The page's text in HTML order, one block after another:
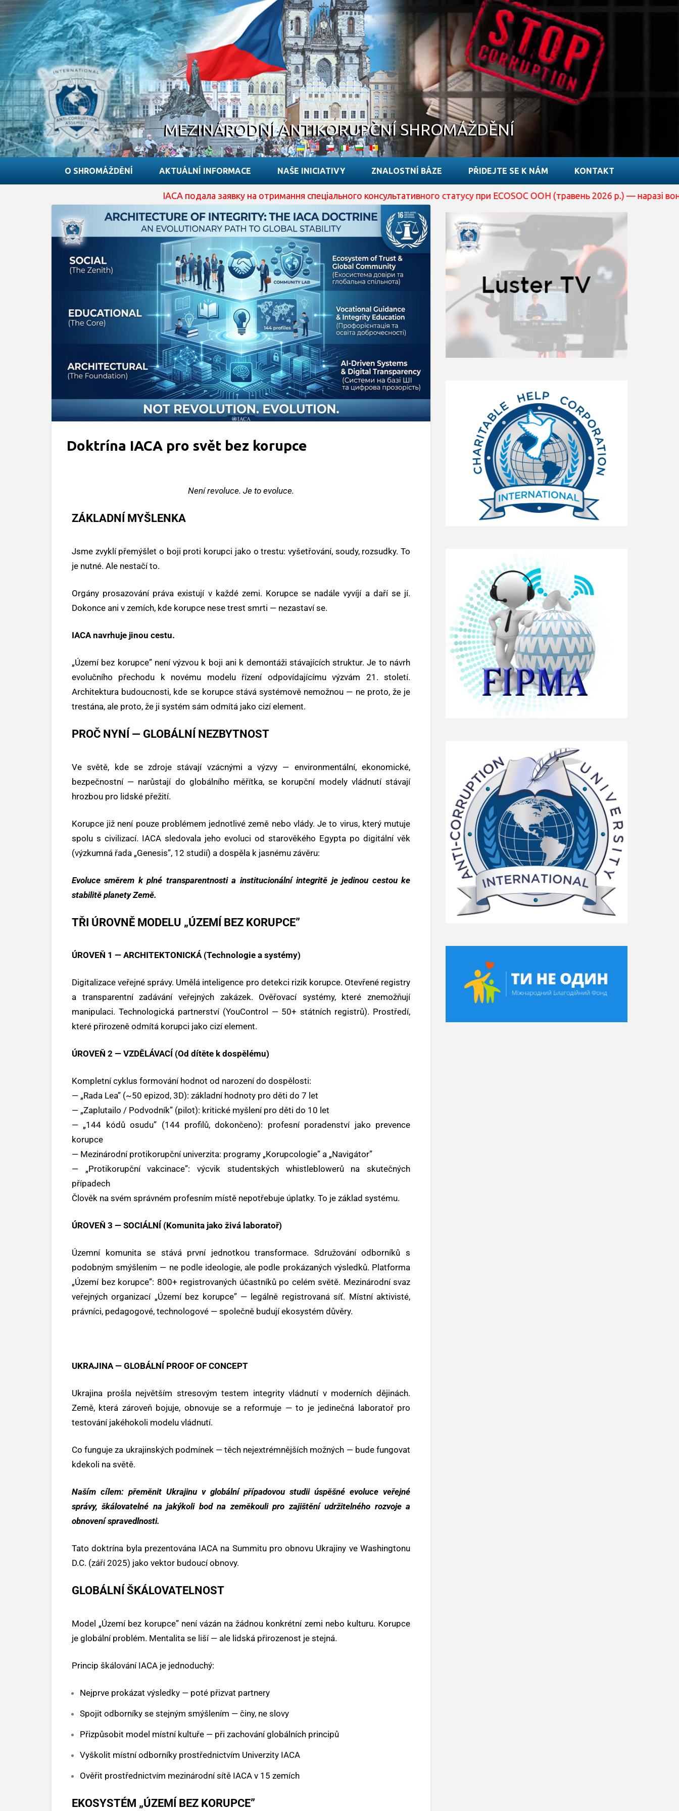
MEZINÁRODNÍ ANTIKORUPČNÍ SHROMÁŽDĚNÍ
O SHROMÁŽDĚNÍ AKTUÁLNÍ INFORMACE NAŠE INICIATIVY ZNALOSTNÍ BÁZE PŘIDEJTE SE K NÁM KONTAKT
IACA подала заявку на отримання спеціального консультативного статусу при ECOSOC ООН (травень 2026 р.) — наразі вона
Doktrína IACA pro svět bez korupce
Není revoluce. Je to evoluce.
ZÁKLADNÍ MYŠLENKA
Jsme zvyklí přemýšlet o boji proti korupci jako o trestu: vyšetřování, soudy, rozsudky. To
je nutné. Ale nestačí to.
Orgány prosazování práva existují v každé zemi. Korupce se nadále vyvíjí a daří se jí.
Dokonce ani v zemích, kde korupce nese trest smrti — nezastaví se.
IACA navrhuje jinou cestu.
„Území bez korupce” není výzvou k boji ani k demontáži stávajících struktur. Je to návrh
evolučního přechodu k novému modelu řízení odpovídajícímu výzvám 21. století.
Architektura budoucnosti, kde se korupce stává systémově nemožnou — ne proto, že je
trestána, ale proto, že ji systém sám odmítá jako cizí element.
PROČ NYNÍ — GLOBÁLNÍ NEZBYTNOST
Ve světě, kde se zdroje stávají vzácnými a výzvy — environmentální, ekonomické,
bezpečnostní — narůstají do globálního měřítka, se korupční modely vládnutí stávají
hrozbou pro lidské přežití.
Korupce již není pouze problémem jednotlivé země nebo vlády. Je to virus, který mutuje
spolu s civilizací. IACA sledovala jeho evoluci od starověkého Egypta po digitální věk
(výzkumná řada „Genesis”, 12 studií) a dospěla k jasnému závěru:
Evoluce směrem k plné transparentnosti a institucionální integritě je jedinou cestou ke
stabilitě planety Země.
TŘI ÚROVNĚ MODELU „ÚZEMÍ BEZ KORUPCE”
ÚROVEŇ 1 — ARCHITEKTONICKÁ (Technologie a systémy)
Digitalizace veřejné správy. Umělá inteligence pro detekci rizik korupce. Otevřené registry
a transparentní zadávání veřejných zakázek. Ověřovací systémy, které znemožňují
manipulaci. Technologická partnerství (YouControl — 50+ státních registrů). Prostředí,
které přirozeně odmítá korupci jako cizí element.
ÚROVEŇ 2 — VZDĚLÁVACÍ (Od dítěte k dospělému)
Kompletní cyklus formování hodnot od narození do dospělosti:
— „Rada Lea” (~50 epizod, 3D): základní hodnoty pro děti do 7 let
— „Zaplutailo / Podvodník” (pilot): kritické myšlení pro děti do 10 let
— „144 kódů osudu” (144 profilů, dokončeno): profesní poradenství jako prevence
korupce
— Mezinárodní protikorupční univerzita: programy „Korupcologie” a „Navigátor”
— „Protikorupční vakcinace”: výcvik studentských whistleblowerů na skutečných
případech
Člověk na svém správném profesním místě nepotřebuje úplatky. To je základ systému.
ÚROVEŇ 3 — SOCIÁLNÍ (Komunita jako živá laboratoř)
Územní komunita se stává první jednotkou transformace. Sdružování odborníků s
podobným smýšlením — ne podle ideologie, ale podle prokázaných výsledků. Platforma
„Území bez korupce”: 800+ registrovaných účastníků po celém světě. Mezinárodní svaz
veřejných organizací „Území bez korupce” — legálně registrovaná síť. Místní aktivisté,
právníci, pedagogové, technologové — společně budují ekosystém důvěry.
UKRAJINA — GLOBÁLNÍ PROOF OF CONCEPT
Ukrajina prošla největším stresovým testem integrity vládnutí v moderních dějinách.
Země, která zároveň bojuje, obnovuje se a reformuje — to je jedinečná laboratoř pro
testování jakéhokoli modelu vládnutí.
Co funguje za ukrajinských podmínek — těch nejextrémnějších možných — bude fungovat
kdekoli na světě.
Naším cílem: přeměnit Ukrajinu v globální případovou studii úspěšné evoluce veřejné
správy, škálovatelné na jakýkoli bod na zeměkouli pro zajištění udržitelného rozvoje a
obnovení spravedlnosti.
Tato doktrína byla prezentována IACA na Summitu pro obnovu Ukrajiny ve Washingtonu
D.C. (září 2025) jako vektor budoucí obnovy.
GLOBÁLNÍ ŠKÁLOVATELNOST
Model „Území bez korupce” není vázán na žádnou konkrétní zemi nebo kulturu. Korupce
je globální problém. Mentalita se liší — ale lidská přirozenost je stejná.
Princip škálování IACA je jednoduchý:
Nejprve prokázat výsledky — poté přizvat partnery
Spojit odborníky se stejným smýšlením — činy, ne slovy
Přizpůsobit model místní kultuře — při zachování globálních principů
Vyškolit místní odborníky prostřednictvím Univerzity IACA
Ověřit prostřednictvím mezinárodní sítě IACA v 15 zemích
EKOSYSTÉM „ÚZEMÍ BEZ KORUPCE”